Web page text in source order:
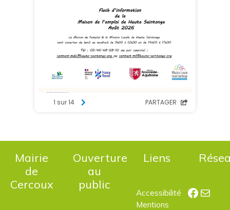
Mairie
de
Cercoux
Ouverture
au
public
Liens
Accessibilité
Mentions
E-mail